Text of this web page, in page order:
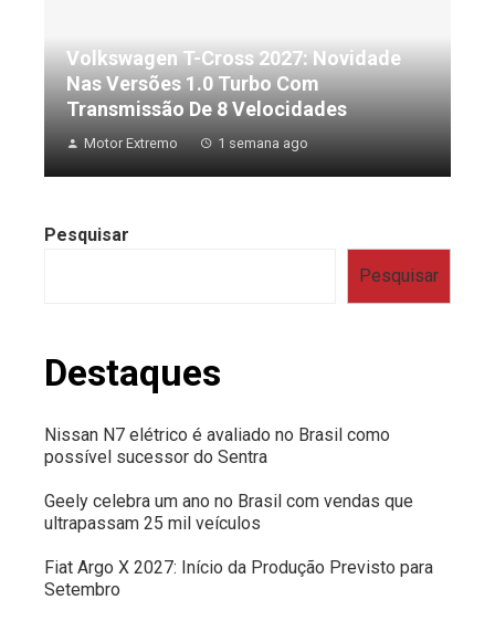
Volkswagen T-Cross 2027: Novidade
Nas Versões 1.0 Turbo Com
Transmissão De 8 Velocidades
Motor Extremo 1 semana ago
Pesquisar
Pesquisar
Destaques
Nissan N7 elétrico é avaliado no Brasil como
possível sucessor do Sentra
Geely celebra um ano no Brasil com vendas que
ultrapassam 25 mil veículos
Fiat Argo X 2027: Início da Produção Previsto para
Setembro